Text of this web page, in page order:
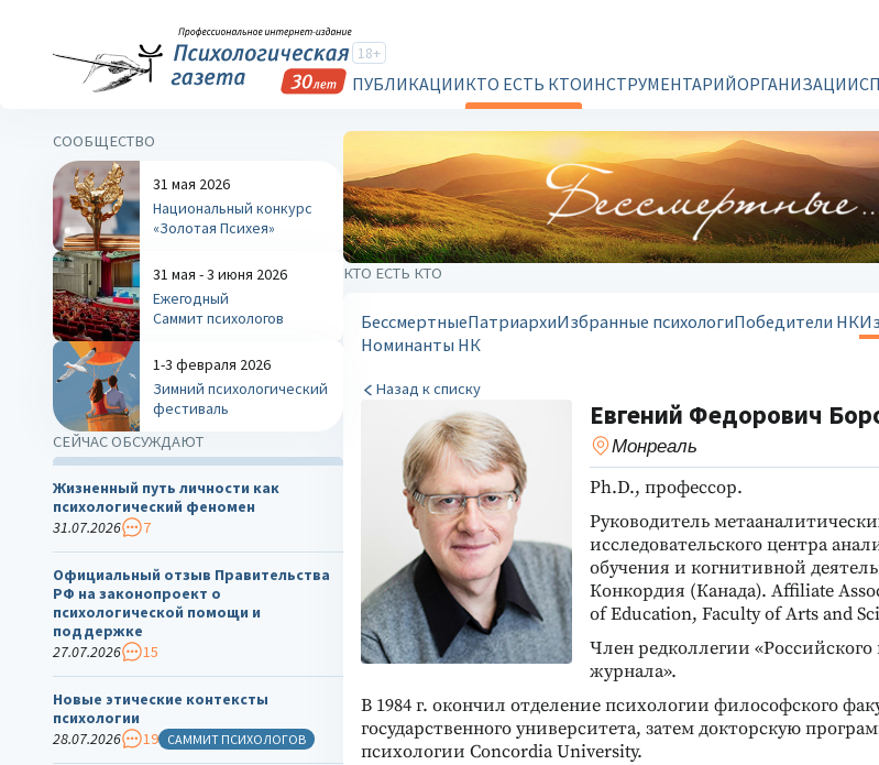
18+
ПУБЛИКАЦИИКТО ЕСТЬ КТОИНСТРУМЕНТАРИЙОРГАНИЗАЦИИ
КТО ЕСТЬ КТО
БессмертныеПатриархиИзбранные психологиПобедители НК
Номинанты НК
Назад к списку
Евгений Федорович
Монреаль
Ph.D., профессор.
Руководитель
исследовательского центра
обучения и когнитивной
Конкордия (Канада). Affiliate
of Education, Faculty of Arts and
Член редколлегии «Российского
журнала».
В 1984 г. окончил отделение психологии философского
государственного университета, затем докторскую
психологии Concordia University.
СООБЩЕСТВО
31 мая 2026
Национальный конкурс
«Золотая Психея»
31 мая - 3 июня 2026
Ежегодный
Саммит психологов
1-3 февраля 2026
Зимний психологический
фестиваль
СЕЙЧАС ОБСУЖДАЮТ
Жизненный путь личности как
психологический феномен
31.07.2026
7
Официальный отзыв Правительства
РФ на законопроект о
психологической помощи и
поддержке
27.07.2026
15
Новые этические контексты
психологии
28.07.2026
19 САММИТ ПСИХОЛОГОВ